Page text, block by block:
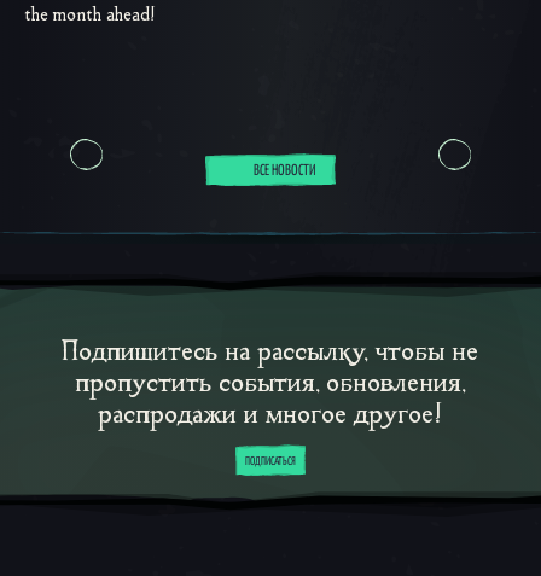
the month ahead!
ВСЕ НОВОСТИ
Подпишитесь на рассылку, чтобы не
пропустить события, обновления,
распродажи и многое другое!
ПОДПИСАТЬСЯ